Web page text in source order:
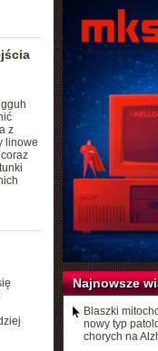
z
linowe
Najnowsze
Blaszki
nowy typ
chorych na